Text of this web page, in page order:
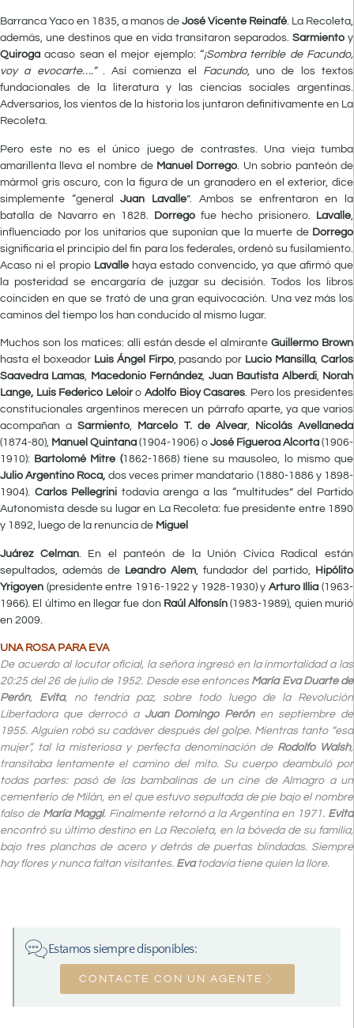
Barranca Yaco en 1835, a manos de José Vicente Reinafé. La Recoleta,
además, une destinos que en vida transitaron separados. Sarmiento y
Quiroga acaso sean el mejor ejemplo: “¡Sombra terrible de Facundo,
voy a
evocarte….”. Así comienza el Facundo, uno de los textos
fundacionales de la literatura y las ciencias sociales argentinas.
Adversarios, los vientos de la historia los juntaron definitivamente en La
Recoleta.
Pero este no es el único juego de contrastes. Una vieja tumba
amarillenta lleva el nombre de Manuel Dorrego . Un sobrio panteón de
mármol gris oscuro, con la figura de un granadero en el exterior, dice
simplemente “generalJuan Lavalle”. Ambos se enfrentaron en la
batalla de Navarro en 1828. Dorregofue hecho prisionero. Lavalle
influenciado por los unitarios que suponían que la muerte de Dorrego
significaría el principio del fin para los federales, ordenó su fusilamiento.
Acaso ni el propio Lavallehaya estado convencido, ya que afirmó que
la posteridad se encargaría de juzgar su decisión. Todos los libros
coinciden en que se trató de una gran equivocación. Una vez más los
caminos del tiempo los han conducido al mismo lugar.
Muchos son los matices: allí están desde el almiranteGuillermo Brown
hasta el boxeador Luis Ángel Firpo, pasando por Lucio Mansilla,Carlos
Saavedra Lamas, Macedonio Fernández, Juan Bautista Alberdi, Norah
Lange, Luis Federico LeloiroAdolfo Bioy Casares. Pero los presidentes
constitucionales argentinos merecen un párrafo aparte, ya que varios
acompañan aSarmiento, Marcelo T. de Alvear,
Nicolás Avellaneda
(1874-80), Manuel Quintana (1904-1906) o José Figueroa Alcorta(1906-
1910): Bartolomé Mitre (1862-1868) tiene su mausoleo, lo mismo que
Julio Argentino Roca, dos veces primer mandatario (1880-1886 y 1898-
1904). Carlos Pellegrini todavía arenga a las “multitudes” del Partido
Autonomista desde su lugar en La Recoleta: fue presidente entre 1890
y 1892, luego de la renuncia de Miguel
Juárez Celman. En el panteón de la Unión Cívica Radical están
sepultados, además de Leandro Alem , fundador del partido, Hipólito
Yrigoyen (presidente entre 1916-1922 y 1928-1930) y Arturo Illia (1963-
1966). El último en llegar fue don Raúl Alfonsín (1983-1989), quien murió
en 2009.
UNA ROSA PARA EVA
De acuerdo al locutor oficial, la señora ingresó en la inmortalidad a las
20:25 del 26 de julio de 1952. Desde ese entonces María Eva Duarte de
Perón, Evita, no tendría paz, sobre todo luego de la Revolución
Libertadora que derrocó a Juan Domingo Perónen septiembre de
1955. Alguien robó su cadáver después del golpe. Mientras tanto “esa
mujer”, tal la misteriosa y perfecta denominación de Rodolfo Walsh,
transitaba lentamente el camino del mito. Su cuerpo deambuló por
todas partes: pasó de las bambalinas de un cine de Almagro a un
cementerio de Milán, en el que estuvo sepultada de pie bajo el nombre
falso de María Maggi. Finalmente retornó a la Argentina en 1971. Evita
encontró su último destino en La Recoleta, en la bóveda de su familia,
bajo tres planchas de acero y detrás de puertas blindadas. Siempre
hay flores y nunca faltan visitantes. Evatodavía tiene quien la llore.
Estamos siempre disponibles:
CONTACTE CON UN AGENTE